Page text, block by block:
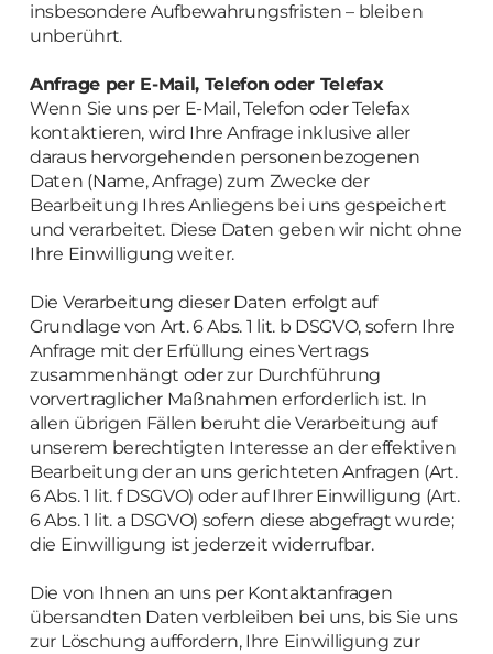
insbesondere Aufbewahrungsfristen – bleiben
unberührt.
Anfrage per E-Mail, Telefon oder Telefax
Wenn Sie uns per E-Mail, Telefon oder Telefax
kontaktieren, wird Ihre Anfrage inklusive aller
daraus hervorgehenden personenbezogenen
Daten (Name, Anfrage) zum Zwecke der
Bearbeitung Ihres Anliegens bei uns gespeichert
und verarbeitet. Diese Daten geben wir nicht ohne
Ihre Einwilligung weiter.
Die Verarbeitung dieser Daten erfolgt auf
Grundlage von Art. 6 Abs. 1 lit. b DSGVO, sofern Ihre
Anfrage mit der Erfüllung eines Vertrags
zusammenhängt oder zur Durchführung
vorvertraglicher Maßnahmen erforderlich ist. In
allen übrigen Fällen beruht die Verarbeitung auf
unserem berechtigten Interesse an der effektiven
Bearbeitung der an uns gerichteten Anfragen (Art.
6 Abs. 1 lit. f DSGVO) oder auf Ihrer Einwilligung (Art.
6 Abs. 1 lit. a DSGVO) sofern diese abgefragt wurde;
die Einwilligung ist jederzeit widerrufbar.
Die von Ihnen an uns per Kontaktanfragen
übersandten Daten verbleiben bei uns, bis Sie uns
zur Löschung auffordern, Ihre Einwilligung zur